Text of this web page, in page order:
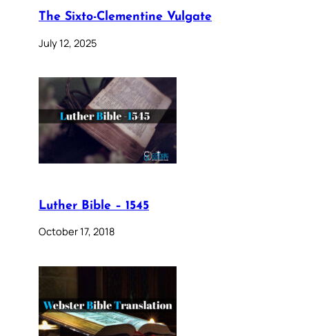
The Sixto-Clementine Vulgate
July 12, 2025
Luther Bible – 1545
October 17, 2018